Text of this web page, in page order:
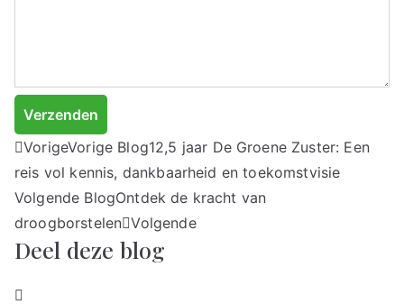
Verzenden
VorigeVorige Blog12,5 jaar De Groene Zuster: Een
reis vol kennis, dankbaarheid en toekomstvisie
Volgende BlogOntdek de kracht van
droogborstelen Volgende
Deel deze blog